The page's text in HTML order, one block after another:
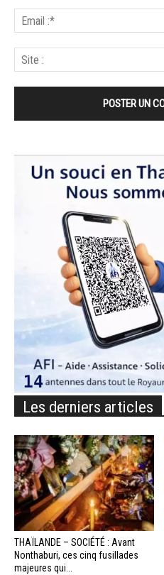
Les derniers articles
THAÏLANDE – SOCIÉTÉ : Avant
Nonthaburi, ces cinq fusillades
majeures qui...